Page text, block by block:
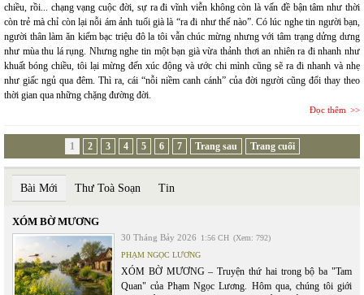
chiều, rồi... chạng vạng cuộc đời, sự ra đi vĩnh viễn không còn là vấn đề bận tâm như thời
còn trẻ mà chỉ còn lại nỗi ám ảnh tuổi già là “ra đi như thế nào”. Có lúc nghe tin người bạn,
người thân làm ăn kiếm bạc triệu đô la tôi vẫn chúc mừng nhưng với tâm trạng dửng dưng
như mùa thu lá rụng. Nhưng nghe tin một bạn già vừa thảnh thơi an nhiên ra đi nhanh như
khuất bóng chiều, tôi lại mừng đến xúc động và ước chi mình cũng sẽ ra đi nhanh và nhẹ
như giấc ngủ qua đêm. Thì ra, cái “nỗi niềm canh cánh” của đời người cũng đổi thay theo
thời gian qua những chặng đường đời.
Đọc thêm
1 2 3 4 5 6 7 Trang sau Trang cuối
Bài Mới Thư Toà Soạn Tin
XÓM BỜ MƯƠNG
30 Tháng Bảy 2026 1:56 CH (Xem: 792)
PHẠM NGỌC LƯƠNG
XÓM BỜ MƯƠNG – Truyện thứ hai trong bộ ba "Tam
Quan" của Phạm Ngọc Lương. Hôm qua, chúng tôi giới